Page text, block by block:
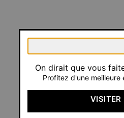
On dirait que vous
Profitez d'une
VISITER